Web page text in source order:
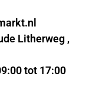
Litherweg ,
tot 17:00